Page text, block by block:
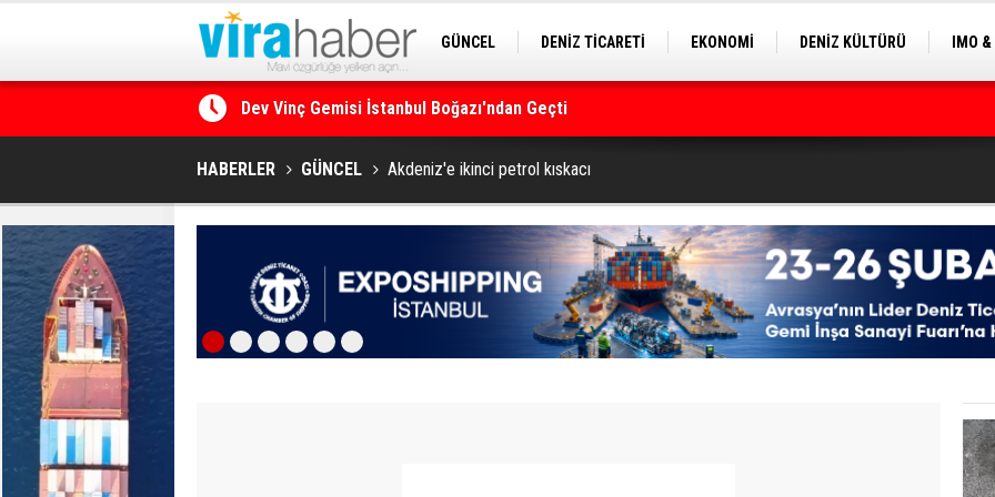
GÜNCEL DENİZ TİCARETİ EKONOMİ DENİZ KÜLTÜRÜ
IMO
Dev Vinç Gemisi İstanbul Boğazı'ndan Geçti
Ege Denizi’nin En Büyük Mercan Ormanı
HABERLER GÜNCEL Akdeniz'e ikinci petrol kıskacı